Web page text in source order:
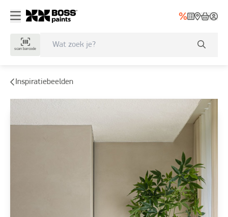
scan barcode
Inspiratiebeelden